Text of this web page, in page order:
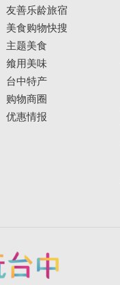
友善乐龄旅宿
美食购物快搜
主题美食
飨用美味
台中特产
购物商圈
优惠情报